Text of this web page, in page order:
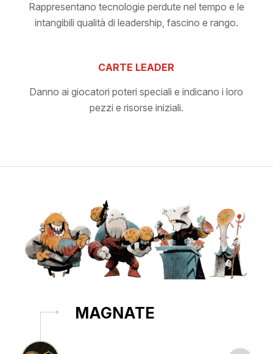
Rappresentano tecnologie perdute nel tempo e le
intangibili qualità di leadership, fascino e rango.
CARTE LEADER
Danno ai giocatori poteri speciali e indicano i loro
pezzi e risorse iniziali.
MAGNATE